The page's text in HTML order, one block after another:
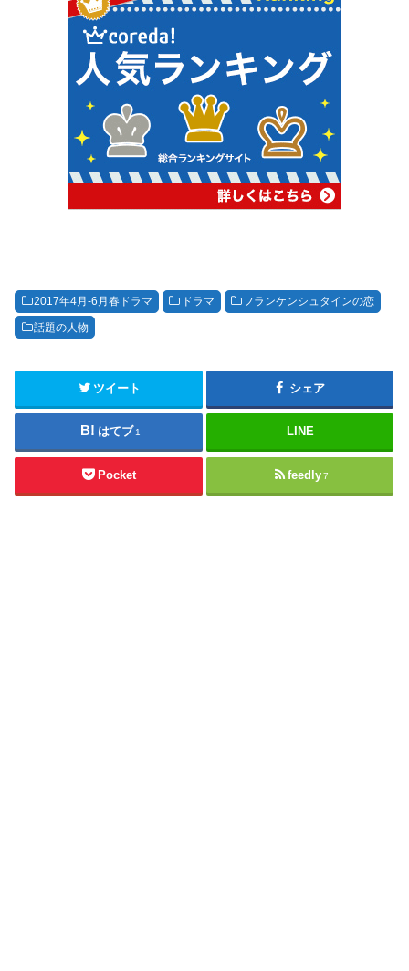
2017年4月-6月春ドラマ ドラマ フランケンシュタインの恋
話題の人物
ツイート シェア
はてブ 1 LINE
Pocket feedly 7